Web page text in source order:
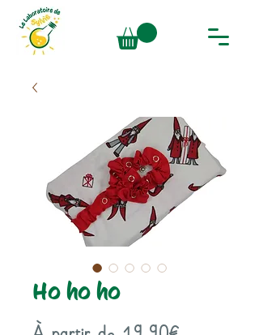
Ho ho ho
À partir de 19,90€Prix